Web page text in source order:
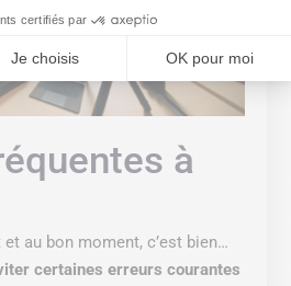
certifiés par
Je choisis OK pour moi
à
au bon moment, c’est bien…
certaines erreurs courantes